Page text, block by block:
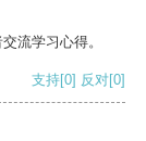
流学习心得。
支持[0] 反对[0]